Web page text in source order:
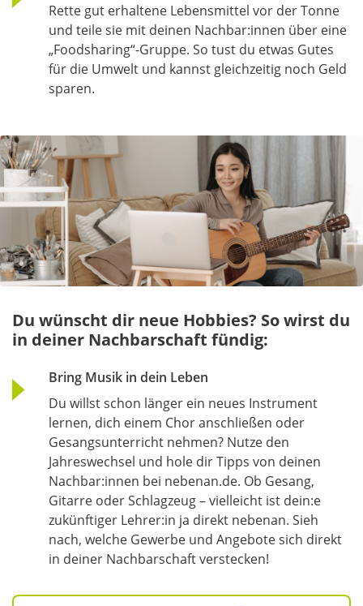
Rette gut erhaltene Lebensmittel vor der Tonne
und teile sie mit deinen Nachbar:innen über eine
„Foodsharing“-Gruppe. So tust du etwas Gutes
für die Umwelt und kannst gleichzeitig noch Geld
sparen.
Du wünscht dir neue Hobbies? So wirst du
in deiner Nachbarschaft fündig:
Bring Musik in dein Leben
Du willst schon länger ein neues Instrument
lernen, dich einem Chor anschließen oder
Gesangsunterricht nehmen? Nutze den
Jahreswechsel und hole dir Tipps von deinen
Nachbar:innen bei nebenan.de. Ob Gesang,
Gitarre oder Schlagzeug – vielleicht ist dein:e
zukünftiger Lehrer:in ja direkt nebenan. Sieh
nach, welche Gewerbe und Angebote sich direkt
in deiner Nachbarschaft verstecken!